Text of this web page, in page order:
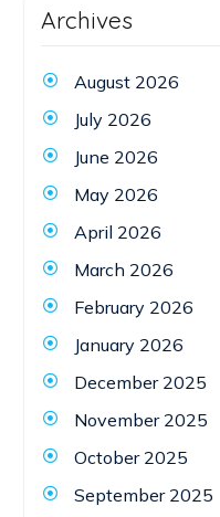
Archives
August 2026
July 2026
June 2026
May 2026
April 2026
March 2026
February 2026
January 2026
December 2025
November 2025
October 2025
September 2025